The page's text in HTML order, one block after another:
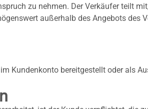
zu nehmen. Der Verkäufer teilt
außerhalb des Angebots des
Kundenkonto bereitgestellt oder als